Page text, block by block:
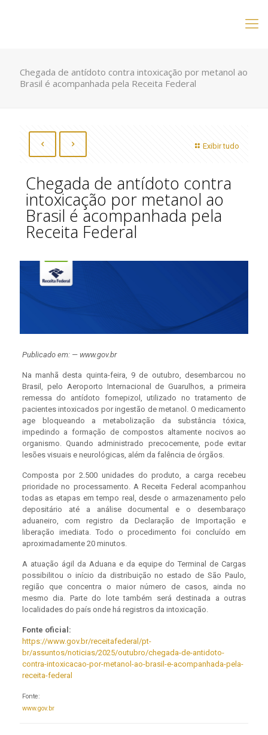
Chegada de antídoto contra intoxicação por metanol ao
Brasil é acompanhada pela Receita Federal
Exibir tudo
Chegada de antídoto contra
intoxicação por metanol ao
Brasil é acompanhada pela
Receita Federal
Publicado em: — www.gov.br
Na manhã desta quinta-feira, 9 de outubro, desembarcou no
Brasil, pelo Aeroporto Internacional de Guarulhos, a primeira
remessa do antídoto fomepizol, utilizado no tratamento de
pacientes intoxicados por ingestão de metanol. O medicamento
age bloqueando a metabolização da substância tóxica,
impedindo a formação de compostos altamente nocivos ao
organismo. Quando administrado precocemente, pode evitar
lesões visuais e neurológicas, além da falência de órgãos.
Composta por 2.500 unidades do produto, a carga recebeu
prioridade no processamento. A Receita Federal acompanhou
todas as etapas em tempo real, desde o armazenamento pelo
depositário até a análise documental e o desembaraço
aduaneiro, com registro da Declaração de Importação e
liberação imediata. Todo o procedimento foi concluído em
aproximadamente 20 minutos.
A atuação ágil da Aduana e da equipe do Terminal de Cargas
possibilitou o início da distribuição no estado de São Paulo,
região que concentra o maior número de casos, ainda no
mesmo dia. Parte do lote também será destinada a outras
localidades do país onde há registros da intoxicação.
Fonte oficial:
https://www.gov.br/receitafederal/pt-
br/assuntos/noticias/2025/outubro/chegada-de-antidoto-
contra-intoxicacao-por-metanol-ao-brasil-e-acompanhada-pela-
receita-federal
Fonte:
www.gov.br